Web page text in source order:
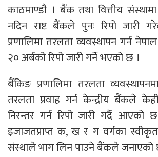
काठमाण्डौ । बैंक तथा वित्तीय
नदिन राष्ट बैंकले पुनः रिपो जारी
प्रणालिमा तरलता व्यवस्थापन गर्न
२० अर्बको रिपो जारी गर्ने भएको छ ।
बैंकिङ प्रणालिमा तरलता
तरलता प्रवाह गर्न केन्द्रीय बैंकले
निरन्तर गर्न रिपो जारी गर्दै
इजाजतप्राप्त क, ख र ग वर्गका
संस्थाले भाग लिन पाउने बैंकले जनाएको